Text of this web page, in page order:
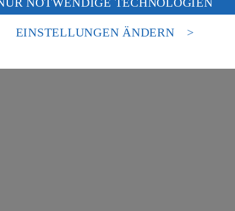
zu den Bereichen:
in den USA verarbeitet werden. Der EuGH sieht die USA als
Standards nicht angemessenen Datenschutzniveau an. Es
US-amerikanische Behörden.
EINSTELLUNGEN ÄNDERN